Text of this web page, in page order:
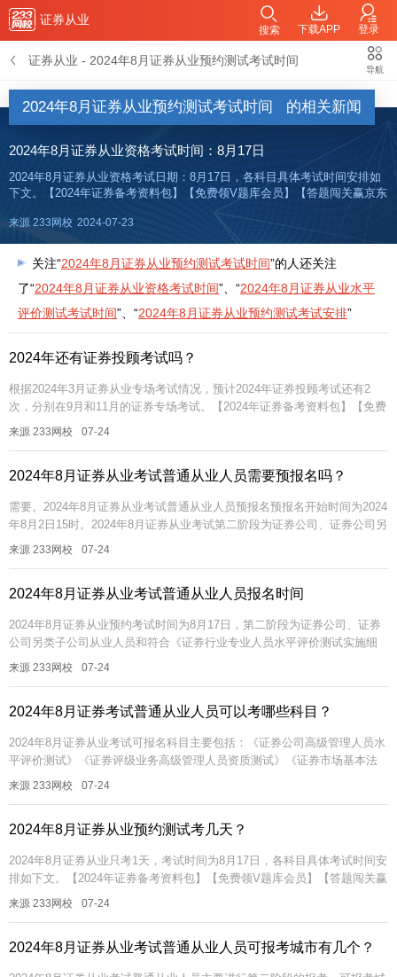
证券从业
下载APP 登录
搜索
证券从业 - 2024年8月证券从业预约测试考试时间
导航
2024年8月证券从业预约测试考试时间 的相关新闻
2024年8月证券从业资格考试时间：8月17日
2024年8月证券从业资格考试日期：8月17日，各科目具体考试时间安排如
下文。【2024年证券备考资料包】【免费领V题库会员】【答题闯关赢京东
卡】【考点速记】证券报考疑问加证券学霸君2024年8月证券从业资格考试
时间及场次安排2024年8月证券从业资格考试时间
来源 233网校 2024-07-23
关注“2024年8月证券从业预约测试考试时间”的人还关注
了“2024年8月证券从业资格考试时间”、“2024年8月证券从业水平
评价测试考试时间”、“2024年8月证券从业预约测试考试安排”
2024年还有证券投顾考试吗？
根据2024年3月证券从业专场考试情况，预计2024年证券投顾考试还有2
次，分别在9月和11月的证券专场考试。【2024年证券备考资料包】【免费
领V题库会员】【答题闯关赢京东卡】【考点速记】证券报考疑...
来源 233网校 07-24
2024年8月证券从业考试普通从业人员需要预报名吗？
需要。2024年8月证券从业考试普通从业人员预报名预报名开始时间为2024
年8月2日15时。2024年8月证券从业考试第二阶段为证券公司、证券公司另
类子公司从业人员和符合《证券行业专业人员水平评价测试...
来源 233网校 07-24
2024年8月证券从业考试普通从业人员报名时间
2024年8月证券从业预约考试时间为8月17日，第二阶段为证券公司、证券
公司另类子公司从业人员和符合《证券行业专业人员水平评价测试实施细
则》第七条规定的其他人员报名，报名时间为8月5日15时至8月7日...
来源 233网校 07-24
2024年8月证券考试普通从业人员可以考哪些科目？
2024年8月证券从业考试可报名科目主要包括：《证券公司高级管理人员水
平评价测试》《证券评级业务高级管理人员资质测试》《证券市场基本法
律法规》《金融市场基础知识》共4个科目，普通从业人员可以考《证券
来源 233网校 07-24
2024年8月证券从业预约测试考几天？
2024年8月证券从业只考1天，考试时间为8月17日，各科目具体考试时间安
排如下文。【2024年证券备考资料包】【免费领V题库会员】【答题闯关赢
京东卡】【考点速记】证券报考疑问加证券学霸君2024年8...
来源 233网校 07-24
2024年8月证券从业考试普通从业人员可报考城市有几个？